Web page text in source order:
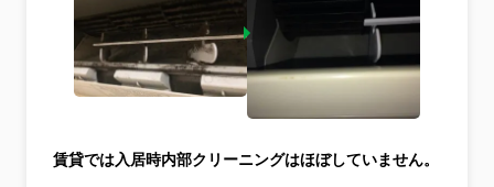
賃貸では入居時内部クリーニングはほぼしていません。